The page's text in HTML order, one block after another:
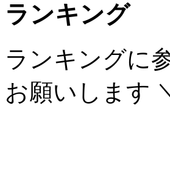
ランキング
ランキングに
お願いします